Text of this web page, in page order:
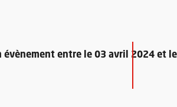
évènement entre le 03 avril 2024 et